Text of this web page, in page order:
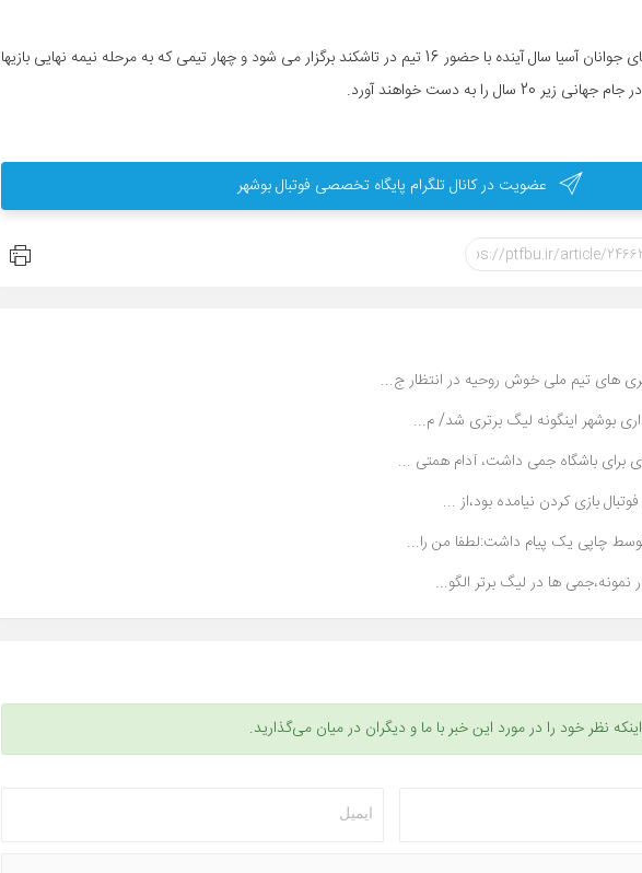
گفتنی است جام ملت های جوانان آسیا سال آینده با حضور 16 تیم در تاشکند برگزار می شود و چهار تیمی که به مرحله نیمه نهایی بازیها
را به دست خواهند آورد.
عضویت در کانال تلگرام پایگاه تخصصی فوتبال بوشهر
تیم ملی خوش روحیه در انتظار ج...
بوشهر اینگونه لیگ برتری شد/ م...
برای باشگاه جمی داشت، آدام همتی ...
بازی کردن نیامده بود،از ...
چاپی یک پیام داشت:لطفا من را...
نمونه،جمی ها در لیگ برتر الگو...
نظر خود را در مورد این خبر با ما و دیگران در میان می‌گذارید.